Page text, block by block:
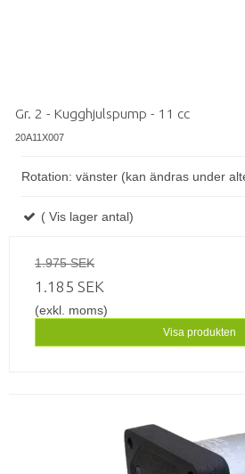
Gr. 2 - Kugghjulspump - 11 cc
20A11X007
Rotation: vänster (kan ändras under
( Vis lager antal)
1.975 SEK
1.185 SEK
(exkl. moms)
Visa produkten